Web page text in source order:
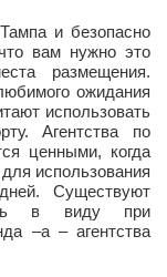
и безопасно
вам нужно это
размещения.
ожидания
использовать
Агентства по
ценными, когда
использования
Существуют
в виду при
–a – агентства